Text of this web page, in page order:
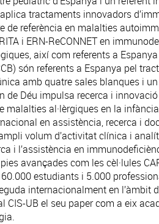
tractaments innovadors
de referència en malalties
i ERN-ReCONNET en
així com referents a
són referents a Espanya pel
amb quatre sales blanques i
de Déu impulsa recerca i
al·lèrgiques en la
en assistència, recerca i
volum d’activitat clínica i
i l’assistència en
avançades com les cèl·lules
estudiants i 5.000
internacionalment en
UB el seu paper com a eix